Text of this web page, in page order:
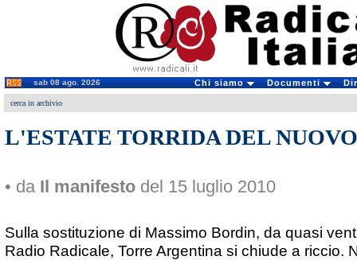
sab 08 ago. 2026 Chi siamo Documenti
cerca in archivio
L'ESTATE TORRIDA DEL
• da Il manifesto del 15 luglio 2010
Sulla sostituzione di Massimo Bordin, da quasi
Radio Radicale, Torre Argentina si chiude a riccio.